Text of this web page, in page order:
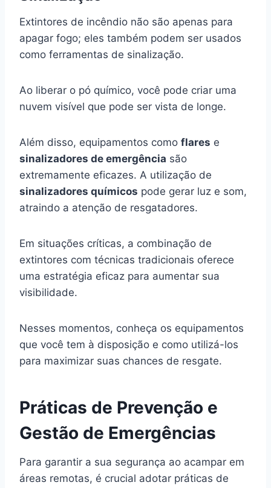
Extintores de incêndio não são apenas para
apagar fogo; eles também podem ser usados
como ferramentas de sinalização.
Ao liberar o pó químico, você pode criar uma
nuvem visível que pode ser vista de longe.
Além disso, equipamentos como flares e
sinalizadores de emergência são
extremamente eficazes. A utilização de
sinalizadores químicos pode gerar luz e som,
atraindo a atenção de resgatadores.
Em situações críticas, a combinação de
extintores com técnicas tradicionais oferece
uma estratégia eficaz para aumentar sua
visibilidade.
Nesses momentos, conheça os equipamentos
que você tem à disposição e como utilizá-los
para maximizar suas chances de resgate.
Práticas de Prevenção e
Gestão de Emergências
Para garantir a sua segurança ao acampar em
áreas remotas, é crucial adotar práticas de